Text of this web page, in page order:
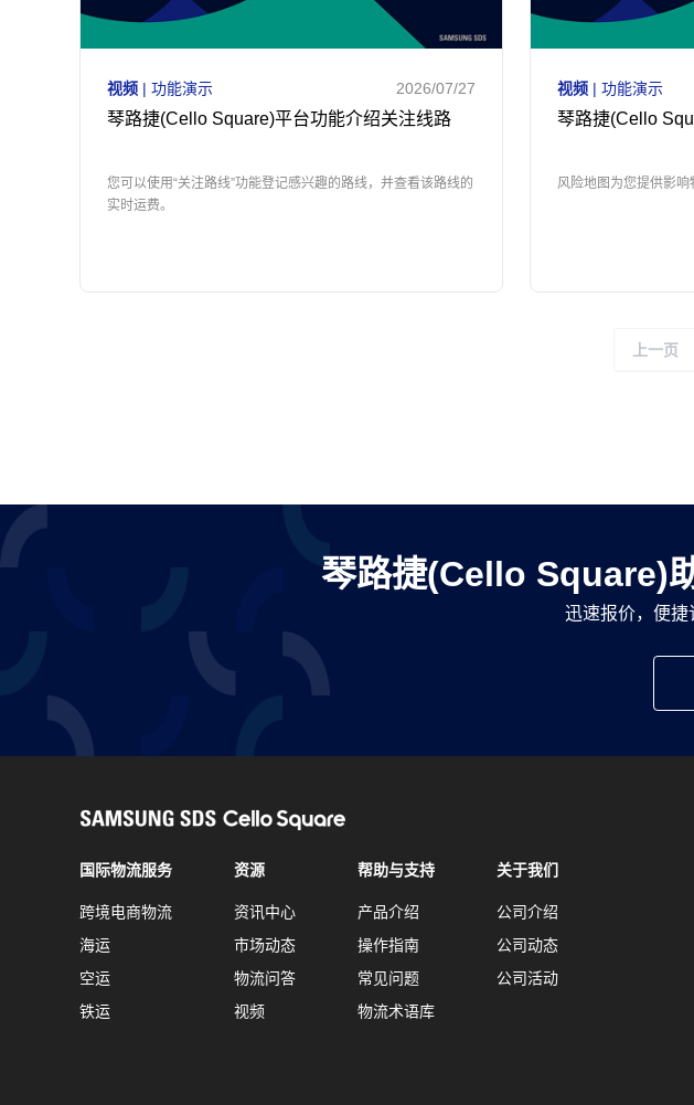
视频 | 功能演示 2026/07/27
琴路捷(Cello Square)平台功能介绍关注线路
您可以使用“关注路线”功能登记感兴趣的路线，并查看该路线的
实时运费。
视频 | 功能演示
琴路捷(Cello
风险地图为您提供影响
上一页
琴路捷(Cello Square)
迅速报价，便捷
国际物流服务
跨境电商物流
海运
空运
铁运
资源
资讯中心
市场动态
物流问答
视频
帮助与支持
产品介绍
操作指南
常见问题
物流术语库
关于我们
公司介绍
公司动态
公司活动